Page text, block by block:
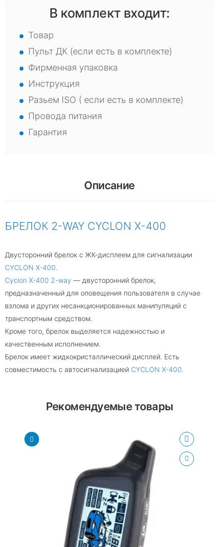
В комплект входит:
Товар
Пульт ДК (если есть в комплекте)
Фирменная упаковка
Инструкция
Разьем ISO ( если есть в комплекте)
Провода питания
Гарантия
Описание
БРЕЛОК 2-WAY CYCLON X-400
Двусторонний брелок с ЖК-дисплеем для сигнализации
CYCLON X-400.
Cyclon X-400 2-way — двусторонний брелок,
предназначенный для оповещения пользователя в случае
взлома и других несанкционированных манипуляций с
транспортным средством.
Кроме того, брелок выделяется надежностью и
качественным исполнением.
Брелок имеет жидкокристаллический дисплей. Есть
совместимость с автосигнализацией CYCLON X-400.
Рекомендуемые товары